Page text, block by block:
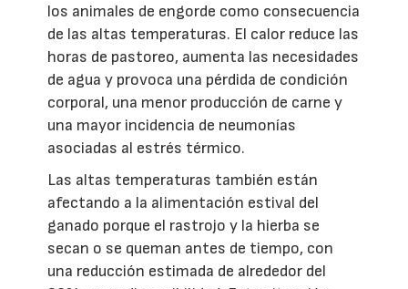
los animales de engorde como consecuencia
de las altas temperaturas. El calor reduce las
horas de pastoreo, aumenta las necesidades
de agua y provoca una pérdida de condición
corporal, una menor producción de carne y
una mayor incidencia de neumonías
asociadas al estrés térmico.
Las altas temperaturas también están
afectando a la alimentación estival del
ganado porque el rastrojo y la hierba se
secan o se queman antes de tiempo, con
una reducción estimada de alrededor del